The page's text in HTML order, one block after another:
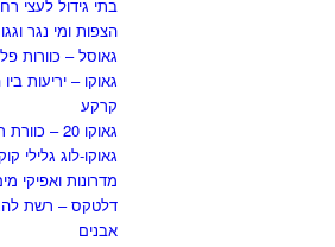
בתי גידול לעצי
הצפות ומי נגר
גאוסל – כוורות
גאוקו – יריעות
קרקע
גאוקו 20 – כוורת רצועות ייצוב
גאוקו-לוג גלילי
מדרונות ואפיקי
דלטקס – רשת
אבנים